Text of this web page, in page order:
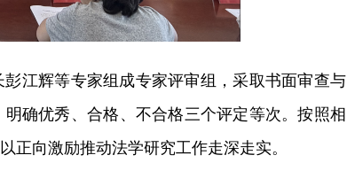
江辉等专家组成专家评审组，采取书面审查与
确优秀、合格、不合格三个评定等次。按照相
正向激励推动法学研究工作走深走实。